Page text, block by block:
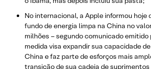
No internacional, a Apple informou hoje
fundo de energia limpa na China no
milhões – segundo comunicado emitido
medida visa expandir sua capacidade
China e faz parte de esforços mais
transição de sua cadeia de suprimentos